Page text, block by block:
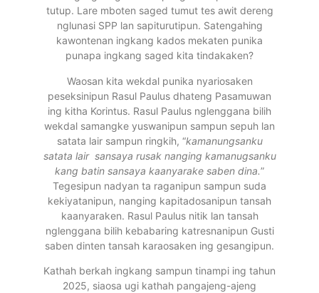
tutup. Lare mboten saged tumut tes awit dereng
nglunasi SPP lan sapiturutipun. Satengahing
kawontenan ingkang kados mekaten punika
punapa ingkang saged kita tindakaken?
Waosan kita wekdal punika nyariosaken
peseksinipun Rasul Paulus dhateng Pasamuwan
ing kitha Korintus. Rasul Paulus nglenggana bilih
wekdal samangke yuswanipun sampun sepuh lan
satata lair sampun ringkih, “kamanungsanku
satata lair sansaya rusak nanging kamanugsanku
kang batin sansaya kaanyarake saben dina.”
Tegesipun nadyan ta raganipun sampun suda
kekiyatanipun, nanging kapitadosanipun tansah
kaanyaraken. Rasul Paulus nitik lan tansah
nglenggana bilih kebabaring katresnanipun Gusti
saben dinten tansah karaosaken ing gesangipun.
Kathah berkah ingkang sampun tinampi ing tahun
2025, siaosa ugi kathah pangajeng-ajeng